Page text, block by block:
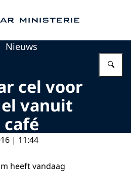
Nieuws
cel voor
vanuit
| 11:44
heeft vandaag